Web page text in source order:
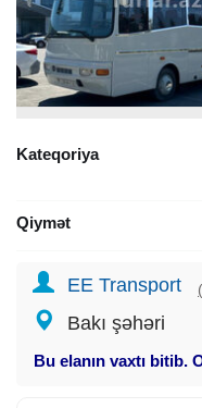
Kateqoriya
Qiymət
EE Transport
Bakı şəhəri
Bu elanın vaxtı bitib.